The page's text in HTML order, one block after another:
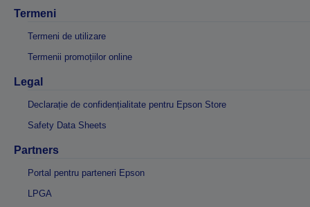
Termeni
Termeni de utilizare
Termenii promoțiilor online
Legal
Declarație de confidențialitate pentru Epson Store
Safety Data Sheets
Partners
Portal pentru parteneri Epson
LPGA